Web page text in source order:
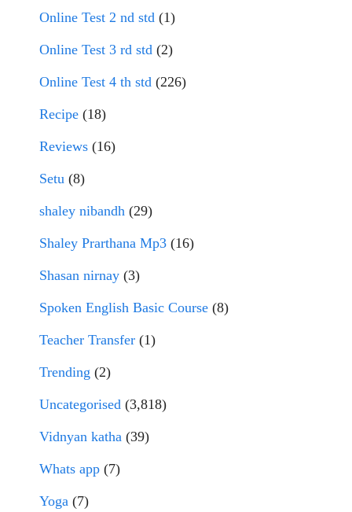
Online Test 2 nd std (1)
Online Test 3 rd std (2)
Online Test 4 th std (226)
Recipe (18)
Reviews (16)
Setu (8)
shaley nibandh (29)
Shaley Prarthana Mp3 (16)
Shasan nirnay (3)
Spoken English Basic Course (8)
Teacher Transfer (1)
Trending (2)
Uncategorised (3,818)
Vidnyan katha (39)
Whats app (7)
Yoga (7)